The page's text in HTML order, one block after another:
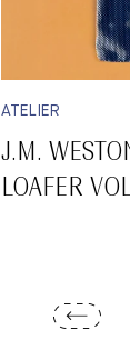
ATELIER
J.M.
LOAFER